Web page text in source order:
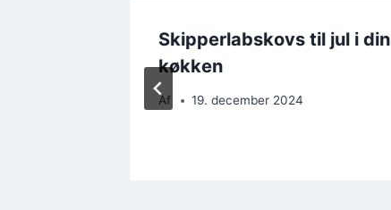
Skipperlabskovs til jul i din
køkken
Af 19. december 2024